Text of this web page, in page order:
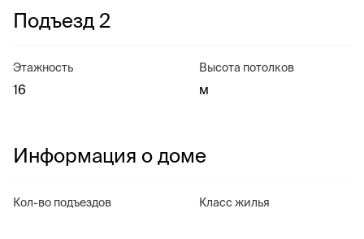
Подъезд 2
Этажность
16
Высота потолков
м
Информация о доме
Кол-во подъездов Класс жилья